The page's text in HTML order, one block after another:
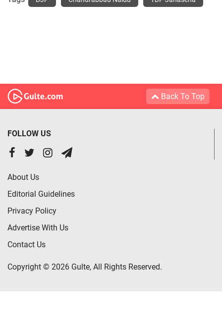
Back To Top
FOLLOW US
About Us
Editorial Guidelines
Privacy Policy
Advertise With Us
Contact Us
Copyright © 2026 Gulte, All Rights Reserved.